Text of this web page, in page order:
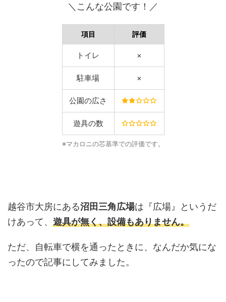
＼こんな公園です！／
項目 評価
トイレ ×
駐車場 ×
公園の広さ
遊具の数
※マカロニの芯基準での評価です。
越谷市大房にある沼田三角広場は『広場』というだ
けあって、 遊具が無く、設備もありません。
ただ、自転車で横を通ったときに、なんだか気にな
ったので記事にしてみました。